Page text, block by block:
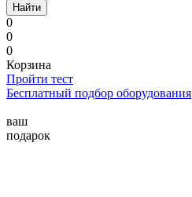
Найти
0
0
0
Корзина
Пройти тест
Бесплатный подбор оборудования
ваш
подарок